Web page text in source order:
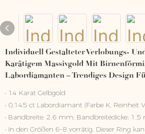
Individuell Gestalteter Verlobungs-
Karätigem Massivgold Mit
Labordiamanten – Trendiges Design
• 14 Karat Gelbgold
• 0,145 ct Labordiamant (Farbe K, Reinheit
• Bandbreite: 2,6 mm; Bandbreitedicke: 1,5
• In den Größen 6–8 vorrätig. Dieser Ring